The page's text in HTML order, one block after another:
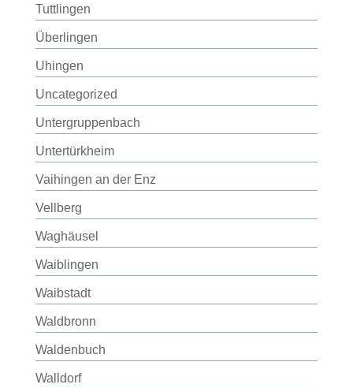
Tuttlingen
Überlingen
Uhingen
Uncategorized
Untergruppenbach
Untertürkheim
Vaihingen an der Enz
Vellberg
Waghäusel
Waiblingen
Waibstadt
Waldbronn
Waldenbuch
Walldorf